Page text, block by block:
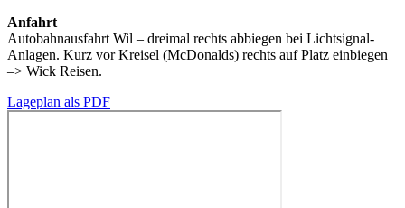
Anfahrt
Autobahnausfahrt Wil – dreimal rechts abbiegen bei Lichtsignal-
Anlagen. Kurz vor Kreisel (McDonalds) rechts auf Platz einbiegen
–> Wick Reisen.
Lageplan als PDF